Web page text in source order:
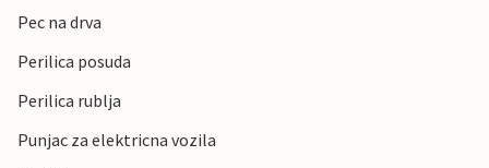
Pec na drva
Perilica posuda
Perilica rublja
Punjac za elektricna vozila